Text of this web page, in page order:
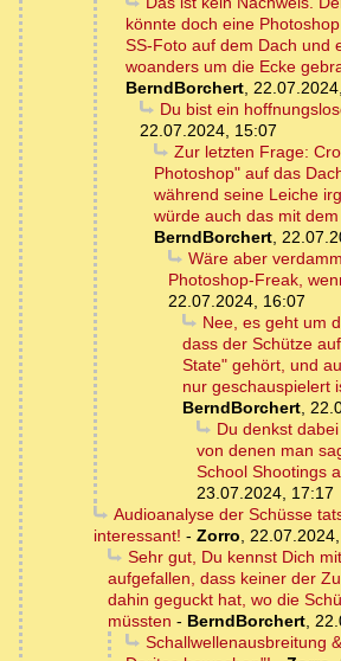
könnte doch eine
SS-Foto auf dem Dach und
woanders um die Ecke
BerndBorchert,
Du bist ein
22.07.2024, 15:07
Zur letzten Frage:
Photoshop" auf das
während seine Leiche
würde auch das mit
BerndBorchert,
Wäre aber
Photoshop-Freak,
22.07.2024, 16:07
Nee, es geht um
dass der Schütze
State" gehört, und
nur geschauspielert
BerndBorchert,
Du denkst
von denen man
School Shootings
23.07.2024, 17:17
Audioanalyse der Schüsse
interessant! - Zorro,
Sehr gut, Du kennst Dich
aufgefallen, dass keiner der
dahin geguckt hat, wo die
müssten - BerndBorchert,
Schallwellenausbreitung